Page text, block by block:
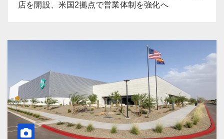
店を開設、米国2拠点で営業体制を強化へ